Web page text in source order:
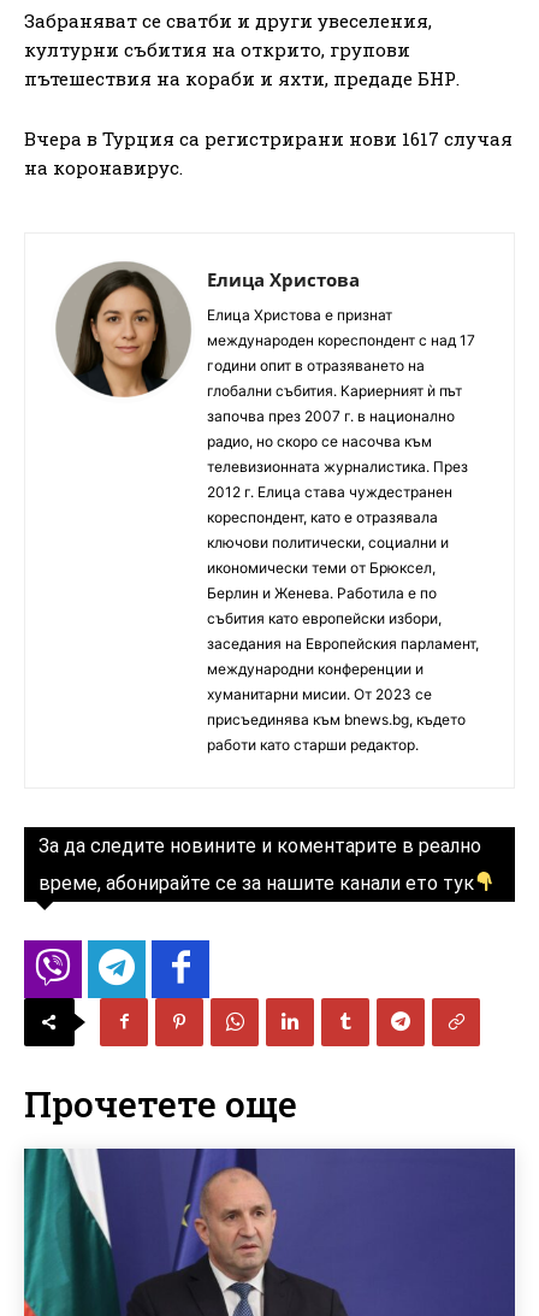
Забраняват се сватби и други увеселения,
културни събития на открито, групови
пътешествия на кораби и яхти, предаде БНР.
Вчера в Турция са регистрирани нови 1617 случая
на коронавирус.
Елица Христова
Елица Христова е признат
международен кореспондент с над 17
години опит в отразяването на
глобални събития. Кариерният ѝ път
започва през 2007 г. в национално
радио, но скоро се насочва към
телевизионната журналистика. През
2012 г. Елица става чуждестранен
кореспондент, като е отразявала
ключови политически, социални и
икономически теми от Брюксел,
Берлин и Женева. Работила е по
събития като европейски избори,
заседания на Европейския парламент,
международни конференции и
хуманитарни мисии. От 2023 се
присъединява към bnews.bg, където
работи като старши редактор.
За да следите новините и коментарите в реално
време, абонирайте се за нашите канали ето тук
Прочетете още